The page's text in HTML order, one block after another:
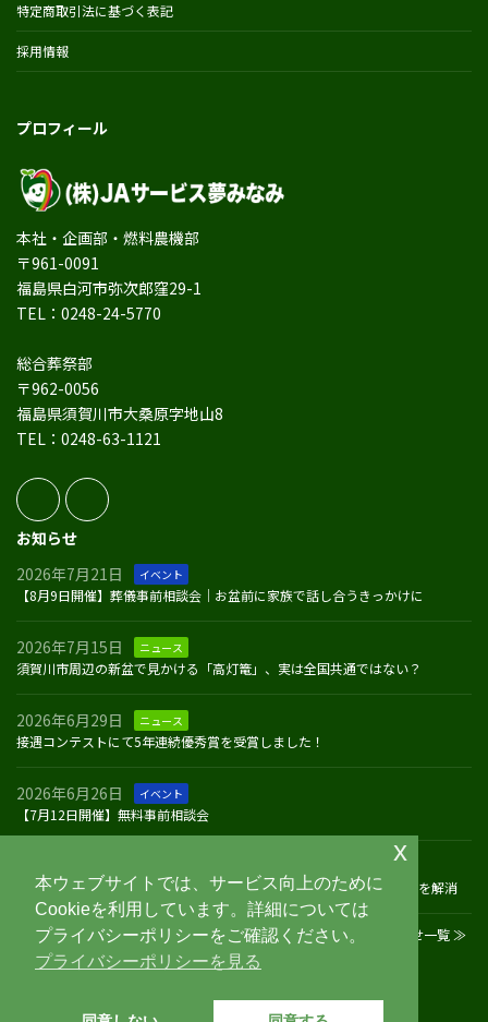
特定商取引法に基づく表記
採用情報
プロフィール
本社・企画部・燃料農機部
〒961-0091
福島県白河市弥次郎窪29-1
TEL：0248-24-5770
総合葬祭部
〒962-0056
福島県須賀川市大桑原字地山8
TEL：0248-63-1121
お知らせ
2026年7月21日
イベント
【8月9日開催】葬儀事前相談会｜お盆前に家族で話し合うきっかけに
2026年7月15日 ニュース
須賀川市周辺の新盆で見かける「高灯篭」、実は全国共通ではない？
2026年6月29日 ニュース
接遇コンテストにて5年連続優秀賞を受賞しました！
2026年6月26日 イベント
【7月12日開催】無料事前相談会
【6月14日開催】無料事前相談会｜葬儀費用や家族葬についての不安を解消
お知らせ一覧 ≫
本ウェブサイトでは、サービス向上のために
Cookieを利用しています。詳細については
プライバシーポリシーをご確認ください。
プライバシーポリシーを見る
x